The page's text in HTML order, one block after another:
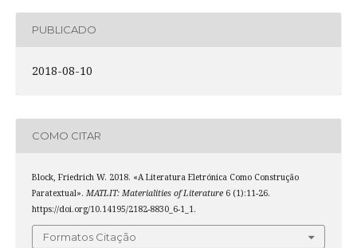
PUBLICADO
2018-08-10
COMO CITAR
Block, Friedrich W. 2018. «A Literatura Eletrónica Como Construção
Paratextual». MATLIT: Materialities of Literature6 (1):11-26.
https://doi.org/10.14195/2182-8830_6-1_1.
Formatos Citação